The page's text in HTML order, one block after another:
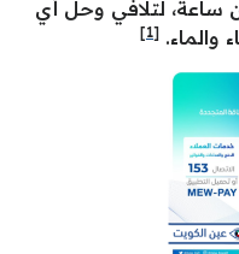
ساعة، لتلافي وحل أي
والماء. [1]